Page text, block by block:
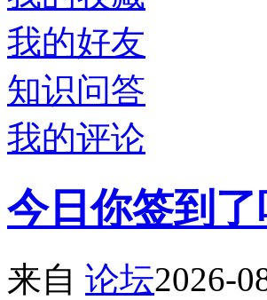
我的好友
知识问答
我的评论
今日你签到了
来自 论坛2026-